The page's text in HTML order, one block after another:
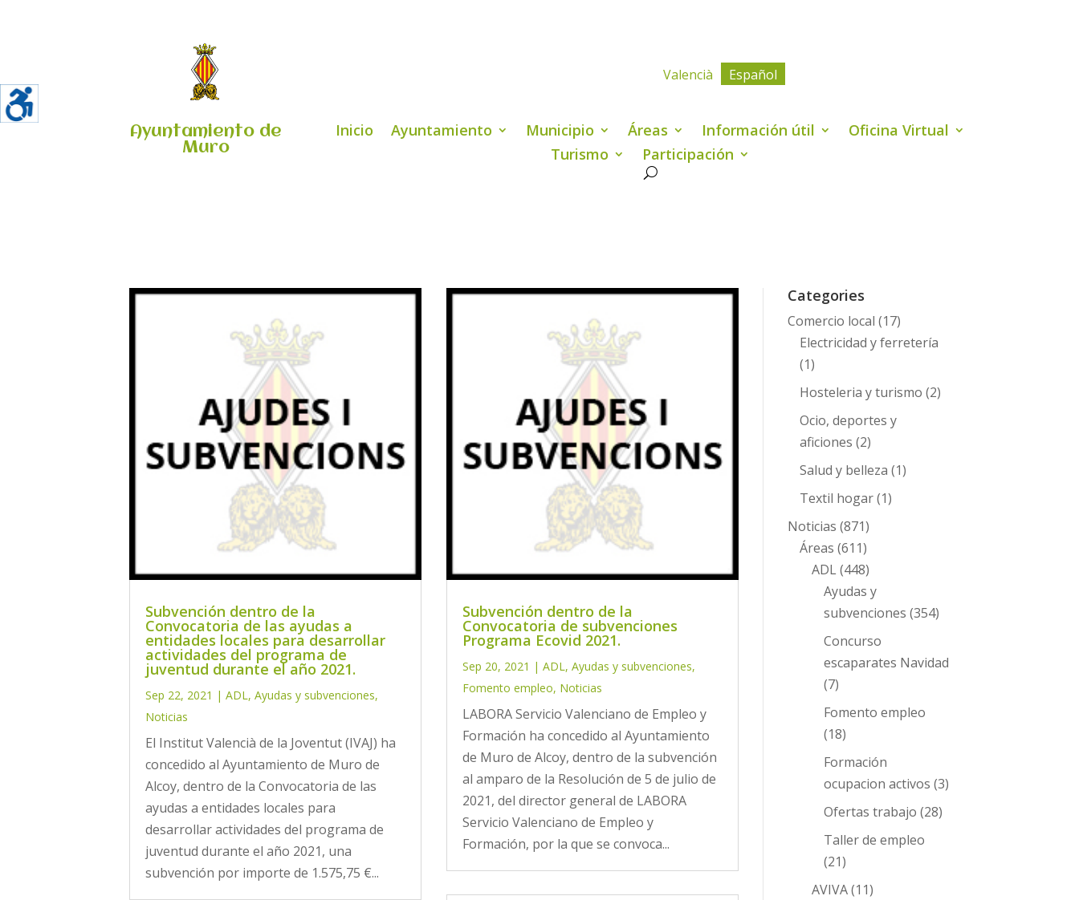
Ayuntamiento de
Muro
Valencià Español
Inicio Ayuntamiento Municipio Áreas Información útil
Oficina Virtual
Turismo
Participación
Subvención dentro de la
Convocatoria de las ayudas a
entidades locales para desarrollar
actividades del programa de
juventud durante el año 2021.
Sep 22, 2021 |ADL,Ayudas y subvenciones,
Noticias
El Institut Valencià de la Joventut (IVAJ) ha
concedido al Ayuntamiento de Muro de
Alcoy, dentro de la Convocatoria de las
ayudas a entidades locales para
desarrollar actividades del programa de
juventud durante el año 2021, una
subvención por importe de 1.575,75 €...
Subvención dentro de la
Convocatoria de subvenciones
Programa Ecovid 2021.
Sep 20, 2021 | ADL, Ayudas y subvenciones,
Fomento empleo, Noticias
LABORA Servicio Valenciano de Empleo y
Formación ha concedido al Ayuntamiento
de Muro de Alcoy, dentro de la subvención
al amparo de la Resolución de 5 de julio de
2021, del director general de LABORA
Servicio Valenciano de Empleo y
Formación, por la que se convoca...
Categories
Comercio local (17)
Electricidad y ferretería
(1)
Hosteleria y turismo (2)
Ocio, deportes y
aficiones (2)
Salud y belleza (1)
Textil hogar(1)
Noticias (871)
Áreas (611)
ADL(448)
Ayudas y
subvenciones (354)
Concurso
escaparates Navidad
(7)
Fomento empleo
(18)
Formación
ocupacion activos (3)
Ofertas trabajo (28)
Taller de empleo
(21)
AVIVA(11)